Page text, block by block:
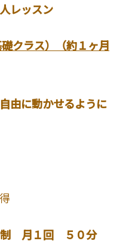
レッスン
クラス）（約１ヶ月
由に動かせるように
制 月１回 ５０分